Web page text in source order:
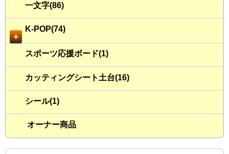
一文字(86)
＋
K-POP(74)
スポーツ応援ボード(1)
カッティングシート土台(16)
シール(1)
オーナー商品